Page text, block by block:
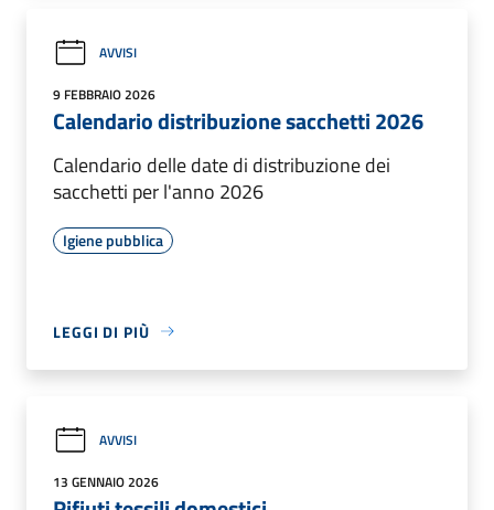
AVVISI
9 FEBBRAIO 2026
Calendario distribuzione sacchetti 2026
Calendario delle date di distribuzione dei
sacchetti per l'anno 2026
Igiene pubblica
LEGGI DI PIÙ
AVVISI
13 GENNAIO 2026